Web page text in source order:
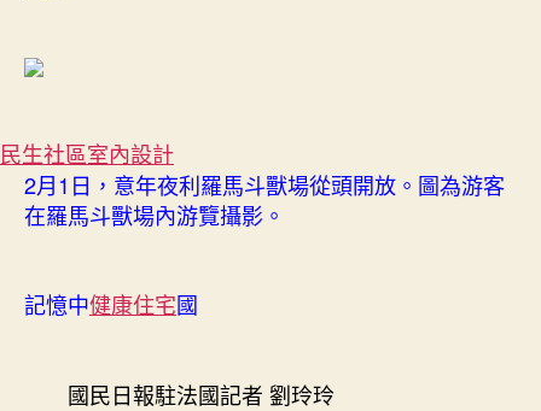
民生社區室內設計
2月1日，意年夜利羅馬斗獸場從頭開放。圖為游客
在羅馬斗獸場內游覽攝影。
記憶中健康住宅國
國民日報駐法國記者 劉玲玲